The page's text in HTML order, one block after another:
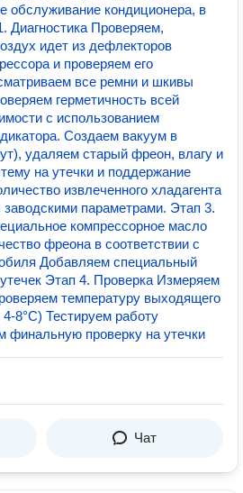
обслуживание кондиционера, в
Диагностика Проверяем,
идет из дефлекторов
и проверяем его
все ремни и шкивы
герметичность всей
с использованием
Создаем вакуум в
удаляем старый фреон, влагу и
на утечки и поддержание
извлеченного хладагента
параметрами. Этап 3.
компрессорное масло
фреона в соответствии с
Добавляем специальный
Этап 4. Проверка Измеряем
температуру выходящего
8°C) Тестируем работу
финальную проверку на утечки
Чат